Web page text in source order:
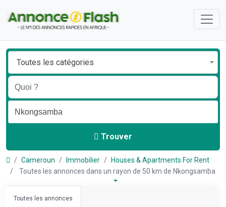
Toutes les catégories
Trouver
Cameroun Immobilier
Houses & Apartments For Rent
Toutes les annonces dans un rayon de 50 km de Nkongsamba
Toutes les annonces